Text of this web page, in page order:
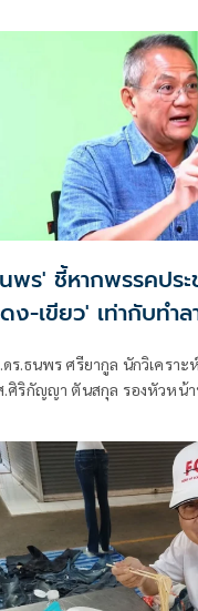
พร' ชี้หากพรรคปร
ง-เขียว' เท่ากับทำ
ดร.ธนพร ศรียากูล นักวิเคราะ
.ศิริกัญญา ตันสกุล รองหัวหน้
กับพรรคภูมิใจไทย ก็จำเป็น
ชาชนด้วยว่า